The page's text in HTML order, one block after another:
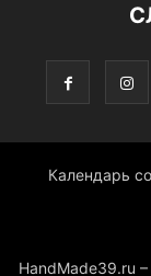
Календарь
HandMade39.ru